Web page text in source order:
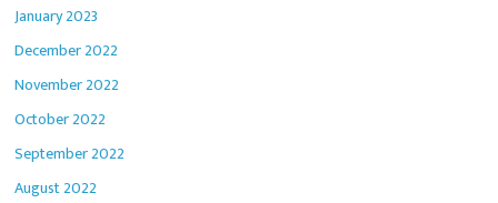
January 2023
December 2022
November 2022
October 2022
September 2022
August 2022